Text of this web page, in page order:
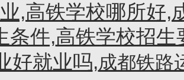
,高铁学校哪所好,
条件,高铁学校招生
好就业吗,成都铁路